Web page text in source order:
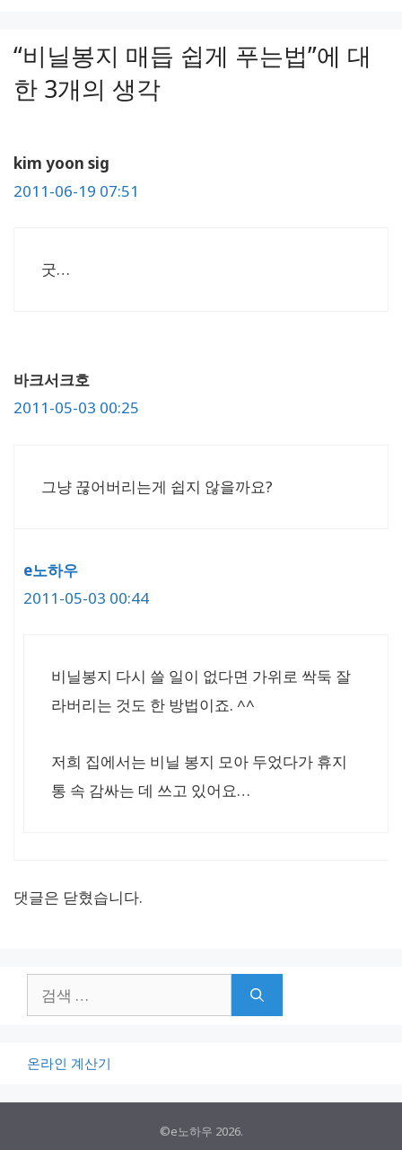
“비닐봉지 매듭 쉽게 푸는법”에 대
한 3개의 생각
kim yoon sig
2011-06-19 07:51
굿…
바크서크호
2011-05-03 00:25
그냥 끊어버리는게 쉽지 않을까요?
e노하우
2011-05-03 00:44
비닐봉지 다시 쓸 일이 없다면 가위로 싹둑 잘
라버리는 것도 한 방법이죠. ^^
저희 집에서는 비닐 봉지 모아 두었다가 휴지
통 속 감싸는 데 쓰고 있어요…
댓글은 닫혔습니다.
온라인 계산기
©e노하우 2026.